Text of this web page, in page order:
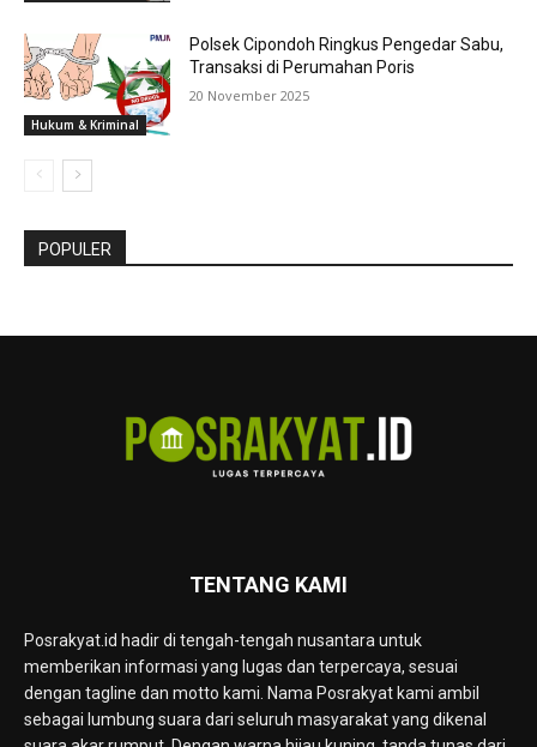
Hukum & Kriminal
Polsek Cipondoh Ringkus Pengedar Sabu,
Transaksi di Perumahan Poris
20 November 2025
POPULER
TENTANG KAMI
Posrakyat.id hadir di tengah-tengah nusantara untuk
memberikan informasi yang lugas dan terpercaya, sesuai
dengan tagline dan motto kami. Nama Posrakyat kami ambil
sebagai lumbung suara dari seluruh masyarakat yang dikenal